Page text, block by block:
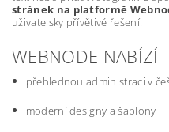
stránek na platformě
uživatelsky přívětivé řešení.
WEBNODE NABÍZÍ
přehlednou administraci v
moderní designy a šablony